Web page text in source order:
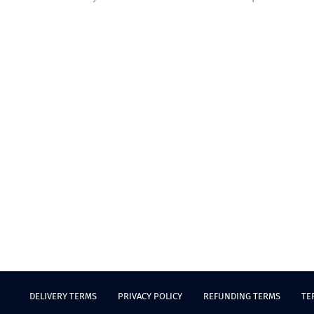
DELIVERY TERMS PRIVACY POLICY REFUNDING TERMS